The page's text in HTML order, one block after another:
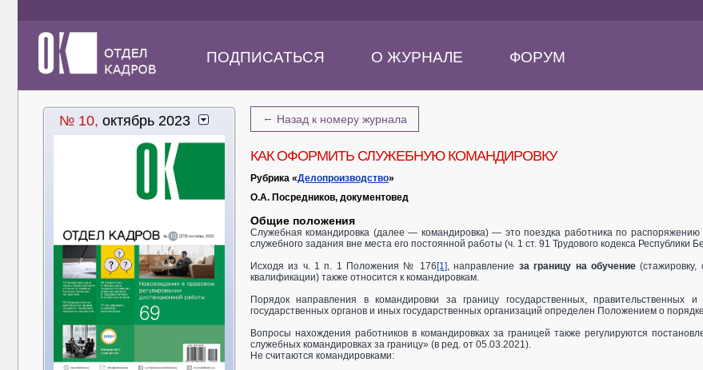
ПОДПИСАТЬСЯ О ЖУРНАЛЕ ФОРУМ
№ 10, октябрь 2023 ← Назад к номеру журнала
КАК ОФОРМИТЬ СЛУЖЕБНУЮ КОМАНДИРОВКУ
Рубрика «Делопроизводство»
О.А. Посредников, документовед
Общие положения
Служебная командировка (далее — командировка) — это поездка работника по
служебного задания вне места его постоянной работы (ч. 1 ст. 91 Трудового кодекса Республики
Исходя из ч. 1 п. 1 Положения № 176 [1], направление за границу на обучение
квалификации) также относится к командировкам.
Порядок направления в командировки за границу государственных, правительственных
государственных органов и иных государственных организаций определен Положением о
Вопросы нахождения работников в командировках за границей также регулируются
служебных командировках за границу» (в ред. от 05.03.2021).
Не считаются командировками: